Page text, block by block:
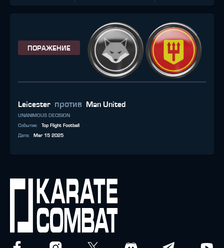
ПОРАЖЕНИЕ
Leicester против Man United
UNANIMOUS DECISION
Событие:
Top Flight Football
Дата: Mar 15 2025